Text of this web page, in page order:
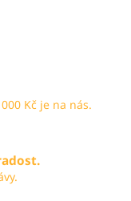
Kč je na nás.